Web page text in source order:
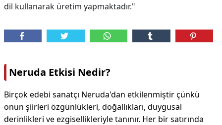
YEMEK
dil kullanarak üretim yapmaktadır."
Neruda Etkisi Nedir?
Birçok edebi sanatçı Neruda'dan etkilenmiştir çünkü
onun şiirleri özgünlükleri, doğallıkları, duygusal
derinlikleri ve ezgisellikleriyle tanınır. Her bir satırında